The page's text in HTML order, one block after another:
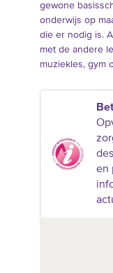
gewone
onderwijs op
die er nodig is.
met de andere
muziekles, gym
en